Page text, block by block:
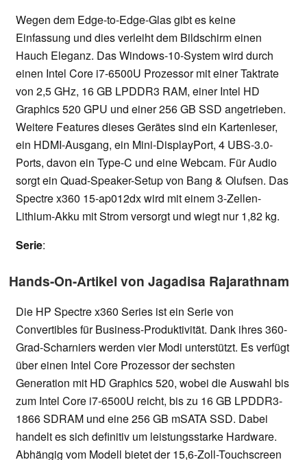
Wegen dem Edge-to-Edge-Glas gibt es keine
Einfassung und dies verleiht dem Bildschirm einen
Hauch Eleganz. Das Windows-10-System wird durch
einen Intel Core i7-6500U Prozessor mit einer Taktrate
von 2,5 GHz, 16 GB LPDDR3 RAM, einer Intel HD
Graphics 520 GPU und einer 256 GB SSD angetrieben.
Weitere Features dieses Gerätes sind ein Kartenleser,
ein HDMI-Ausgang, ein Mini-DisplayPort, 4 UBS-3.0-
Ports, davon ein Type-C und eine Webcam. Für Audio
sorgt ein Quad-Speaker-Setup von Bang & Olufsen. Das
Spectre x360 15-ap012dx wird mit einem 3-Zellen-
Lithium-Akku mit Strom versorgt und wiegt nur 1,82 kg.
Serie:
Hands-On-Artikel von Jagadisa Rajarathnam
Die HP Spectre x360 Series ist ein Serie von
Convertibles für Business-Produktivität. Dank ihres 360-
Grad-Scharniers werden vier Modi unterstützt. Es verfügt
über einen Intel Core Prozessor der sechsten
Generation mit HD Graphics 520, wobei die Auswahl bis
zum Intel Core i7-6500U reicht, bis zu 16 GB LPDDR3-
1866 SDRAM und eine 256 GB mSATA SSD. Dabei
handelt es sich definitiv um leistungsstarke Hardware.
Abhängig vom Modell bietet der 15,6-Zoll-Touchscreen